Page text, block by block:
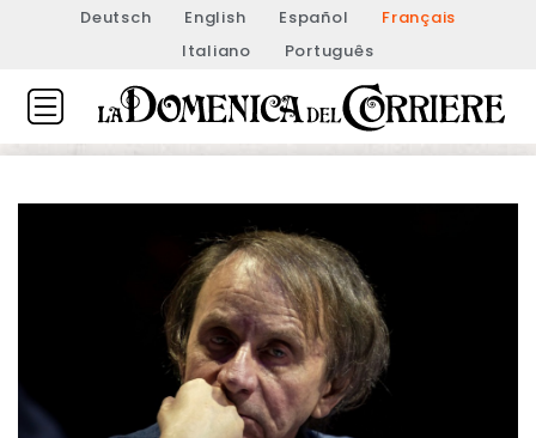
Deutsch English Español
Français
Italiano
Português